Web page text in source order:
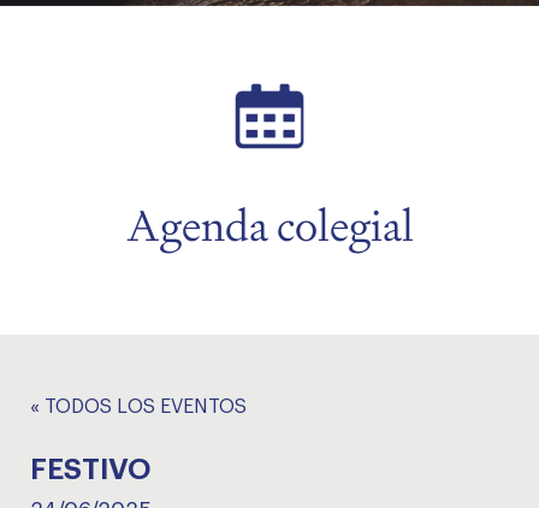
Agenda colegial
« TODOS LOS EVENTOS
FESTIVO